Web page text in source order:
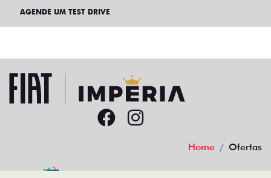
AGENDE UM TEST DRIVE
Home Ofertas